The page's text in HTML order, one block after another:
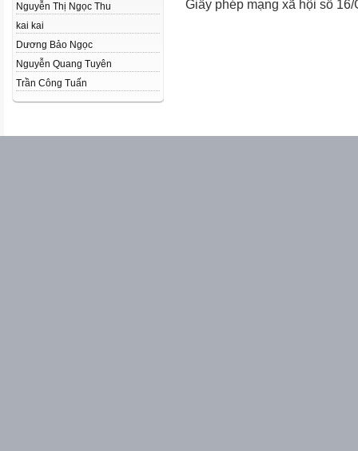
Nguyễn Thị Ngọc Thu
kai kai
Dương Bảo Ngọc
Nguyễn Quang Tuyên
Trần Công Tuấn
Giấy phép mạng xã hội số